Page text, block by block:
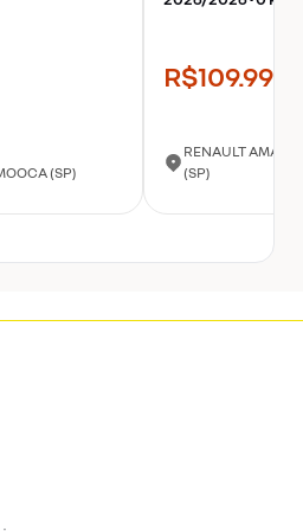
(SP)
R$109.990
RENAULT
(SP)